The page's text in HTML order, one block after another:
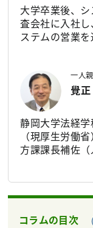
大学卒業後、
査会社に入社
ステムの営業
後、独立して
計、施工を行
軽に加入でき
労災保険組合
人親方労災保険
加入制度の健
一人
覺
静岡大学法経
（現厚生労働
方課課長補佐
庫業務室長を
が安心安全に働
コラムの目次